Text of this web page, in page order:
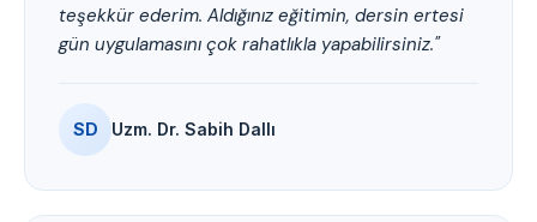
teşekkür ederim. Aldığınız eğitimin, dersin ertesi
gün uygulamasını çok rahatlıkla yapabilirsiniz."
SD Uzm. Dr. Sabih Dallı